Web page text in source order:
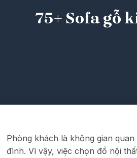
75+ Sofa gỗ
Phòng khách là không gian
đình. Vì vậy, việc chọn đồ nội